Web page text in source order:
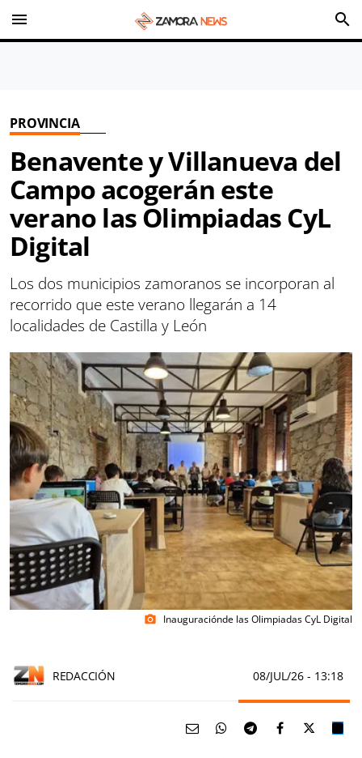
menu search
PROVINCIA
Benavente y Villanueva del
Campo acogerán este
verano las Olimpiadas CyL
Digital
Los dos municipios zamoranos se incorporan al
recorrido que este verano llegarán a 14
localidades de Castilla y León
photo_camera Inauguraciónde las Olimpiadas CyL Digital
REDACCIÓN 08/JUL/26 - 13:18